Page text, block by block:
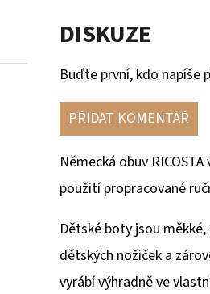
DISKUZE
Buďte první, kdo napíše
PŘIDAT KOMENTÁŘ
Německá obuv
použití propracované
Dětské boty jsou
dětských nožiček a
vyrábí výhradně ve